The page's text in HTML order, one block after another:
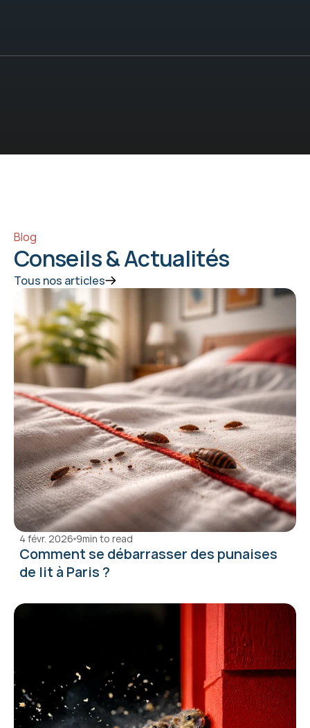
Blog
Conseils & Actualités
Tous nos articles
4 févr. 2026 9min to read
Comment se débarrasser des punaises
de lit à Paris ?